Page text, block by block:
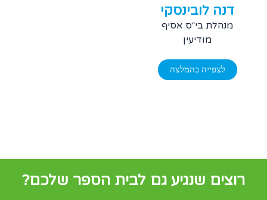
דנה לובינסקי
מנהלת בי״ס אסיף
מודיעין
לצפייה בהמלצה
רוצים שנגיע גם לבית הספר שלכם?